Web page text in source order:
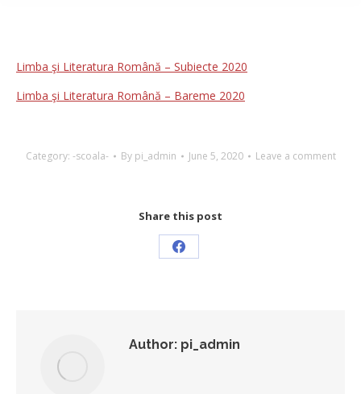
Limba şi Literatura Română – Subiecte 2020
Limba şi Literatura Română – Bareme 2020
Category: -scoala- By pi_admin June 5, 2020 Leave a comment
Share this post
Share
Author: pi_admin